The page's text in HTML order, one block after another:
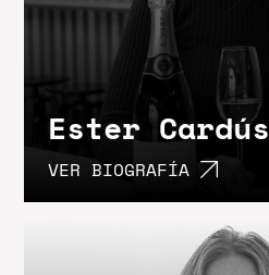
Ester Cardús
VER BIOGRAFÍA